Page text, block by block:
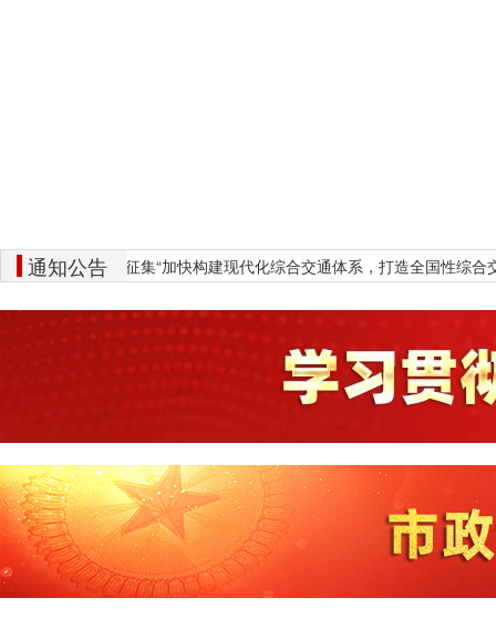
通知公告
关于征集“加快构建现代化综合交通体系，打造全国性综合交通